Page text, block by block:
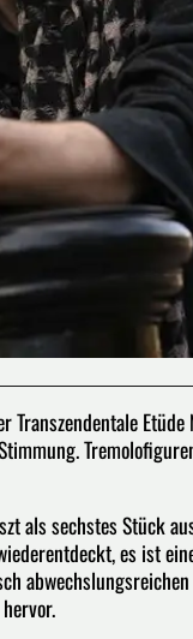
als sechstes Stück
es ist